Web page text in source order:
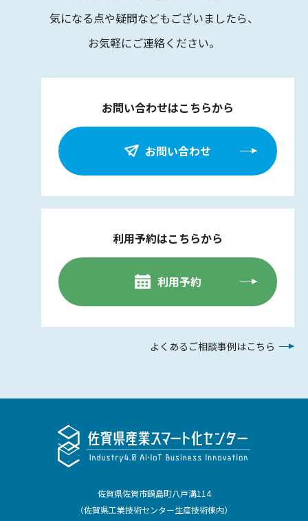
気になる点や疑問などもございましたら、
お気軽にご連絡ください。
お問い合わせはこちらから
お問い合わせ
利用予約はこちらから
利用予約
よくあるご相談事例はこちら
佐賀県佐賀市鍋島町八戸溝114
（佐賀県工業技術センター生産技術棟内）